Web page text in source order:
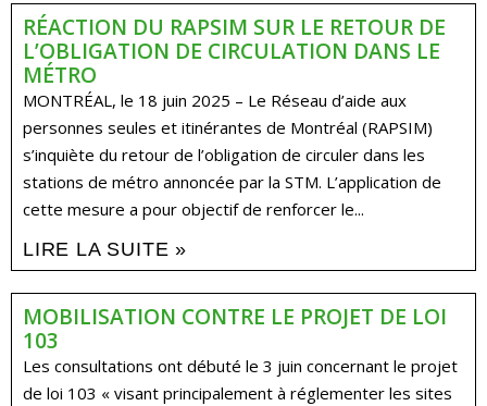
RÉACTION DU RAPSIM SUR LE RETOUR DE
L’OBLIGATION DE CIRCULATION DANS LE
MÉTRO
MONTRÉAL, le 18 juin 2025 – Le Réseau d’aide aux
personnes seules et itinérantes de Montréal (RAPSIM)
s’inquiète du retour de l’obligation de circuler dans les
stations de métro annoncée par la STM. L’application de
cette mesure a pour objectif de renforcer le...
LIRE LA SUITE »
MOBILISATION CONTRE LE PROJET DE LOI
103
Les consultations ont débuté le 3 juin concernant le projet
de loi 103 « visant principalement à réglementer les sites